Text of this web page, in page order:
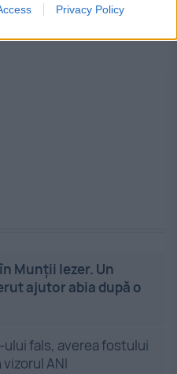
Privacy Policy
Munții Iezer. Un
ajutor abia după o
ului fals, averea fostului
ANI